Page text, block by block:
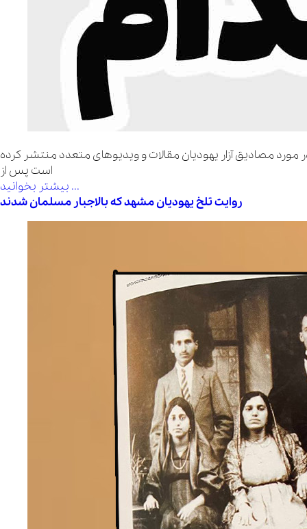
مصادیق آزار یهودیان مقالات و ویدیوهای متعدد منتشر کرده
است پس از
بیشتر بخوانید ...
روایت تلخ یهودیان مشهد که بالاجبار مسلمان شدند